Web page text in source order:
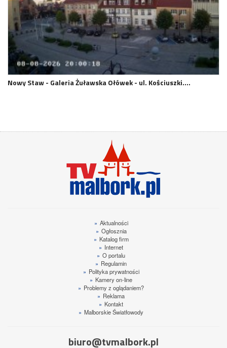
Nowy Staw - Galeria Żuławska Ołówek - ul. Kościuszki.…
» Aktualności
» Ogłosznia
» Katalog firm
» Internet
» O portalu
» Regulamin
» Polityka prywatności
» Kamery on-line
» Problemy z oglądaniem?
» Reklama
» Kontakt
» Malborskie Światłowody
biuro@tvmalbork.pl